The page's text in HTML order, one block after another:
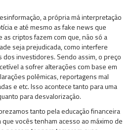
a própria má interpretação
e até mesmo as fake news que
criptos fazem com que, não só a
seja prejudicada, como interfere
investidores. Sendo assim, o preço
a sofrer alterações com base em
polêmicas, reportagens mal
e etc. Isso acontece tanto para uma
para desvalorização.
tanto pela educação financeira
vocês tenham acesso ao máximo de